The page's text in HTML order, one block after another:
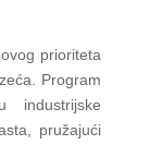
prioriteta
Program
pružajući